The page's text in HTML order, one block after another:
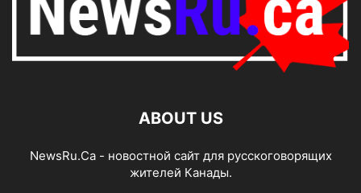
ABOUT US
NewsRu.Ca - новостной сайт для русскоговорящих
жителей Канады.